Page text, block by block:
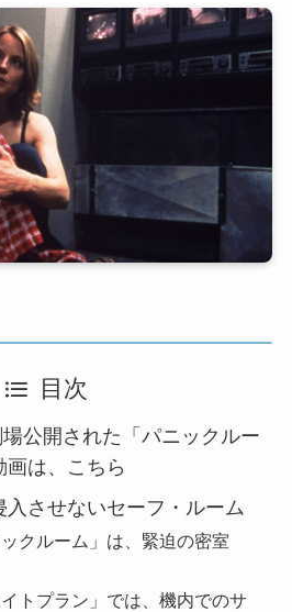
目次
公開された「パニックルー
画は、こちら
入させないセーフ・ルーム
クルーム」は、緊迫の密室
トプラン」では、機内でのサ